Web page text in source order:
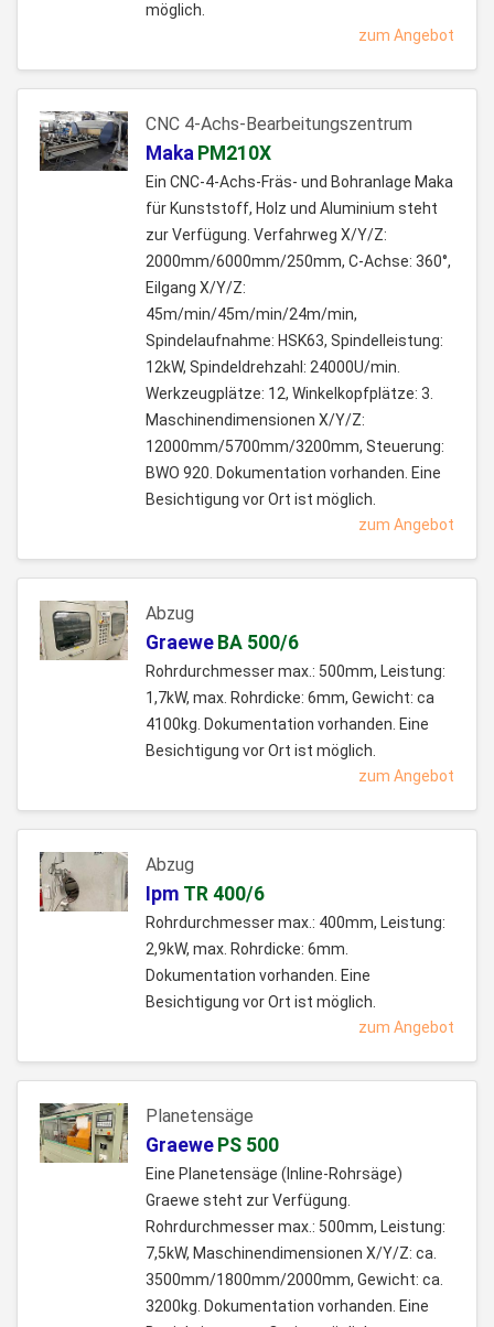
möglich.
zum Angebot
CNC 4-Achs-Bearbeitungszentrum
Maka PM210X
Ein CNC-4-Achs-Fräs- und Bohranlage Maka
für Kunststoff, Holz und Aluminium steht
zur Verfügung. Verfahrweg X/Y/Z:
2000mm/6000mm/250mm, C-Achse: 360°,
Eilgang X/Y/Z:
45m/min/45m/min/24m/min,
Spindelaufnahme: HSK63, Spindelleistung:
12kW, Spindeldrehzahl: 24000U/min.
Werkzeugplätze: 12, Winkelkopfplätze: 3.
Maschinendimensionen X/Y/Z:
12000mm/5700mm/3200mm, Steuerung:
BWO 920. Dokumentation vorhanden. Eine
Besichtigung vor Ort ist möglich.
zum Angebot
Abzug
Graewe BA 500/6
Rohrdurchmesser max.: 500mm, Leistung:
1,7kW, max. Rohrdicke: 6mm, Gewicht: ca
4100kg. Dokumentation vorhanden. Eine
Besichtigung vor Ort ist möglich.
zum Angebot
Abzug
Ipm TR 400/6
Rohrdurchmesser max.: 400mm, Leistung:
2,9kW, max. Rohrdicke: 6mm.
Dokumentation vorhanden. Eine
Besichtigung vor Ort ist möglich.
zum Angebot
Planetensäge
Graewe PS 500
Eine Planetensäge (Inline-Rohrsäge)
Graewe steht zur Verfügung.
Rohrdurchmesser max.: 500mm, Leistung:
7,5kW, Maschinendimensionen X/Y/Z: ca.
3500mm/1800mm/2000mm, Gewicht: ca.
3200kg. Dokumentation vorhanden. Eine